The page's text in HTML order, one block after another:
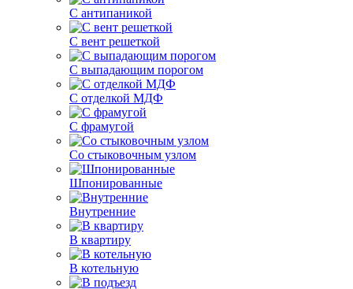
С антипаникой
С вент решеткой
С выпадающим порогом
С отделкой МДФ
С фрамугой
Со стыковочным узлом
Шпонированные
Внутренние
В квартиру
В котельную